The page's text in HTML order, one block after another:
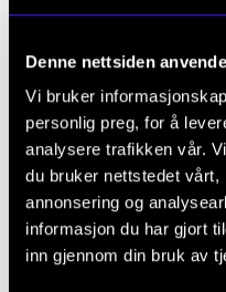
Denne nettsiden
Vi bruker
personlig preg, for å
analysere trafikken vår.
du bruker nettstedet vårt,
annonsering og
informasjon du har gjort
inn gjennom din bruk av
Prosjektet skal etter
2020. Delresultater
presentert bl.a. ved
INTERAKSJON UNDERVISNING